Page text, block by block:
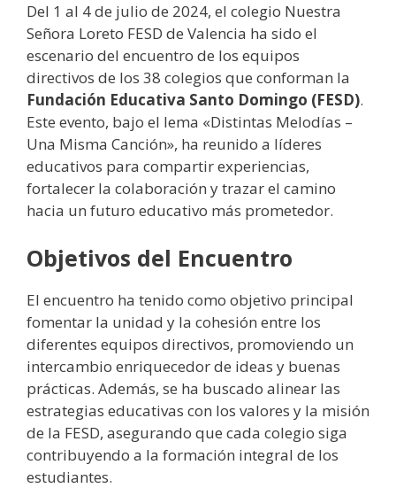
Del 1 al 4 de julio de 2024, el colegio Nuestra
Señora Loreto FESD de Valencia ha sido el
escenario del encuentro de los equipos
directivos de los 38 colegios que conforman la
Fundación Educativa Santo Domingo (FESD).
Este evento, bajo el lema «Distintas Melodías –
Una Misma Canción», ha reunido a líderes
educativos para compartir experiencias,
fortalecer la colaboración y trazar el camino
hacia un futuro educativo más prometedor.
Objetivos del Encuentro
El encuentro ha tenido como objetivo principal
fomentar la unidad y la cohesión entre los
diferentes equipos directivos, promoviendo un
intercambio enriquecedor de ideas y buenas
prácticas. Además, se ha buscado alinear las
estrategias educativas con los valores y la misión
de la FESD, asegurando que cada colegio siga
contribuyendo a la formación integral de los
estudiantes.